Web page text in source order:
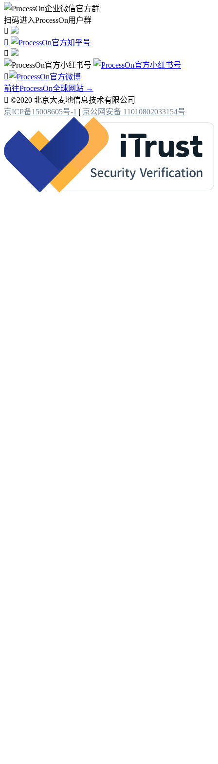
扫码进入ProcessOn用户群




前往ProcessOn全球网站 →
 ©2020 北京大麦地信息技术有限公司
京ICP备15008605号-1 | 京公网安备 11010802033154号